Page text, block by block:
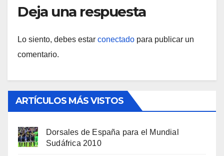
Deja una respuesta
Lo siento, debes estar conectado para publicar un
comentario.
ARTÍCULOS MÁS VISTOS
Dorsales de España para el Mundial
Sudáfrica 2010